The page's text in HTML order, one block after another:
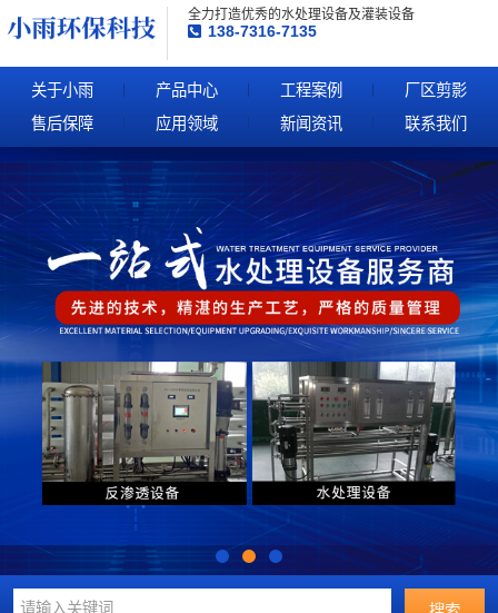
全力打造优秀的水处理设备及灌装设备
138-7316-7135
关于小雨 产品中心 工程案例
厂区剪影
售后保障
应用领域 新闻资讯 联系我们